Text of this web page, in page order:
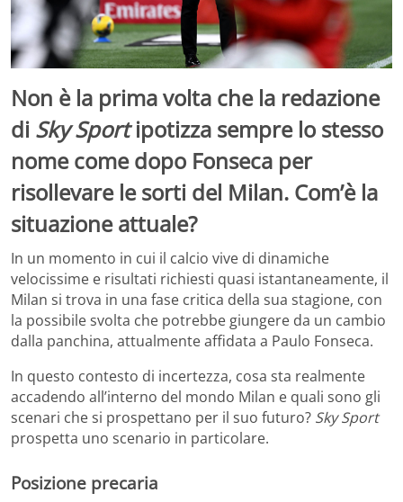
Non è la prima volta che la redazione
di Sky Sportipotizza sempre lo stesso
nome come dopo Fonseca per
risollevare le sorti del Milan. Com’è la
situazione attuale?
In un momento in cui il calcio vive di dinamiche
velocissime e risultati richiesti quasi istantaneamente, il
Milan si trova in una fase critica della sua stagione, con
la possibile svolta che potrebbe giungere da un cambio
dalla panchina, attualmente affidata a Paulo Fonseca.
In questo contesto di incertezza, cosa sta realmente
accadendo all’interno del mondo Milan e quali sono gli
scenari che si prospettano per il suo futuro? Sky Sport
prospetta uno scenario in particolare.
Posizione precaria